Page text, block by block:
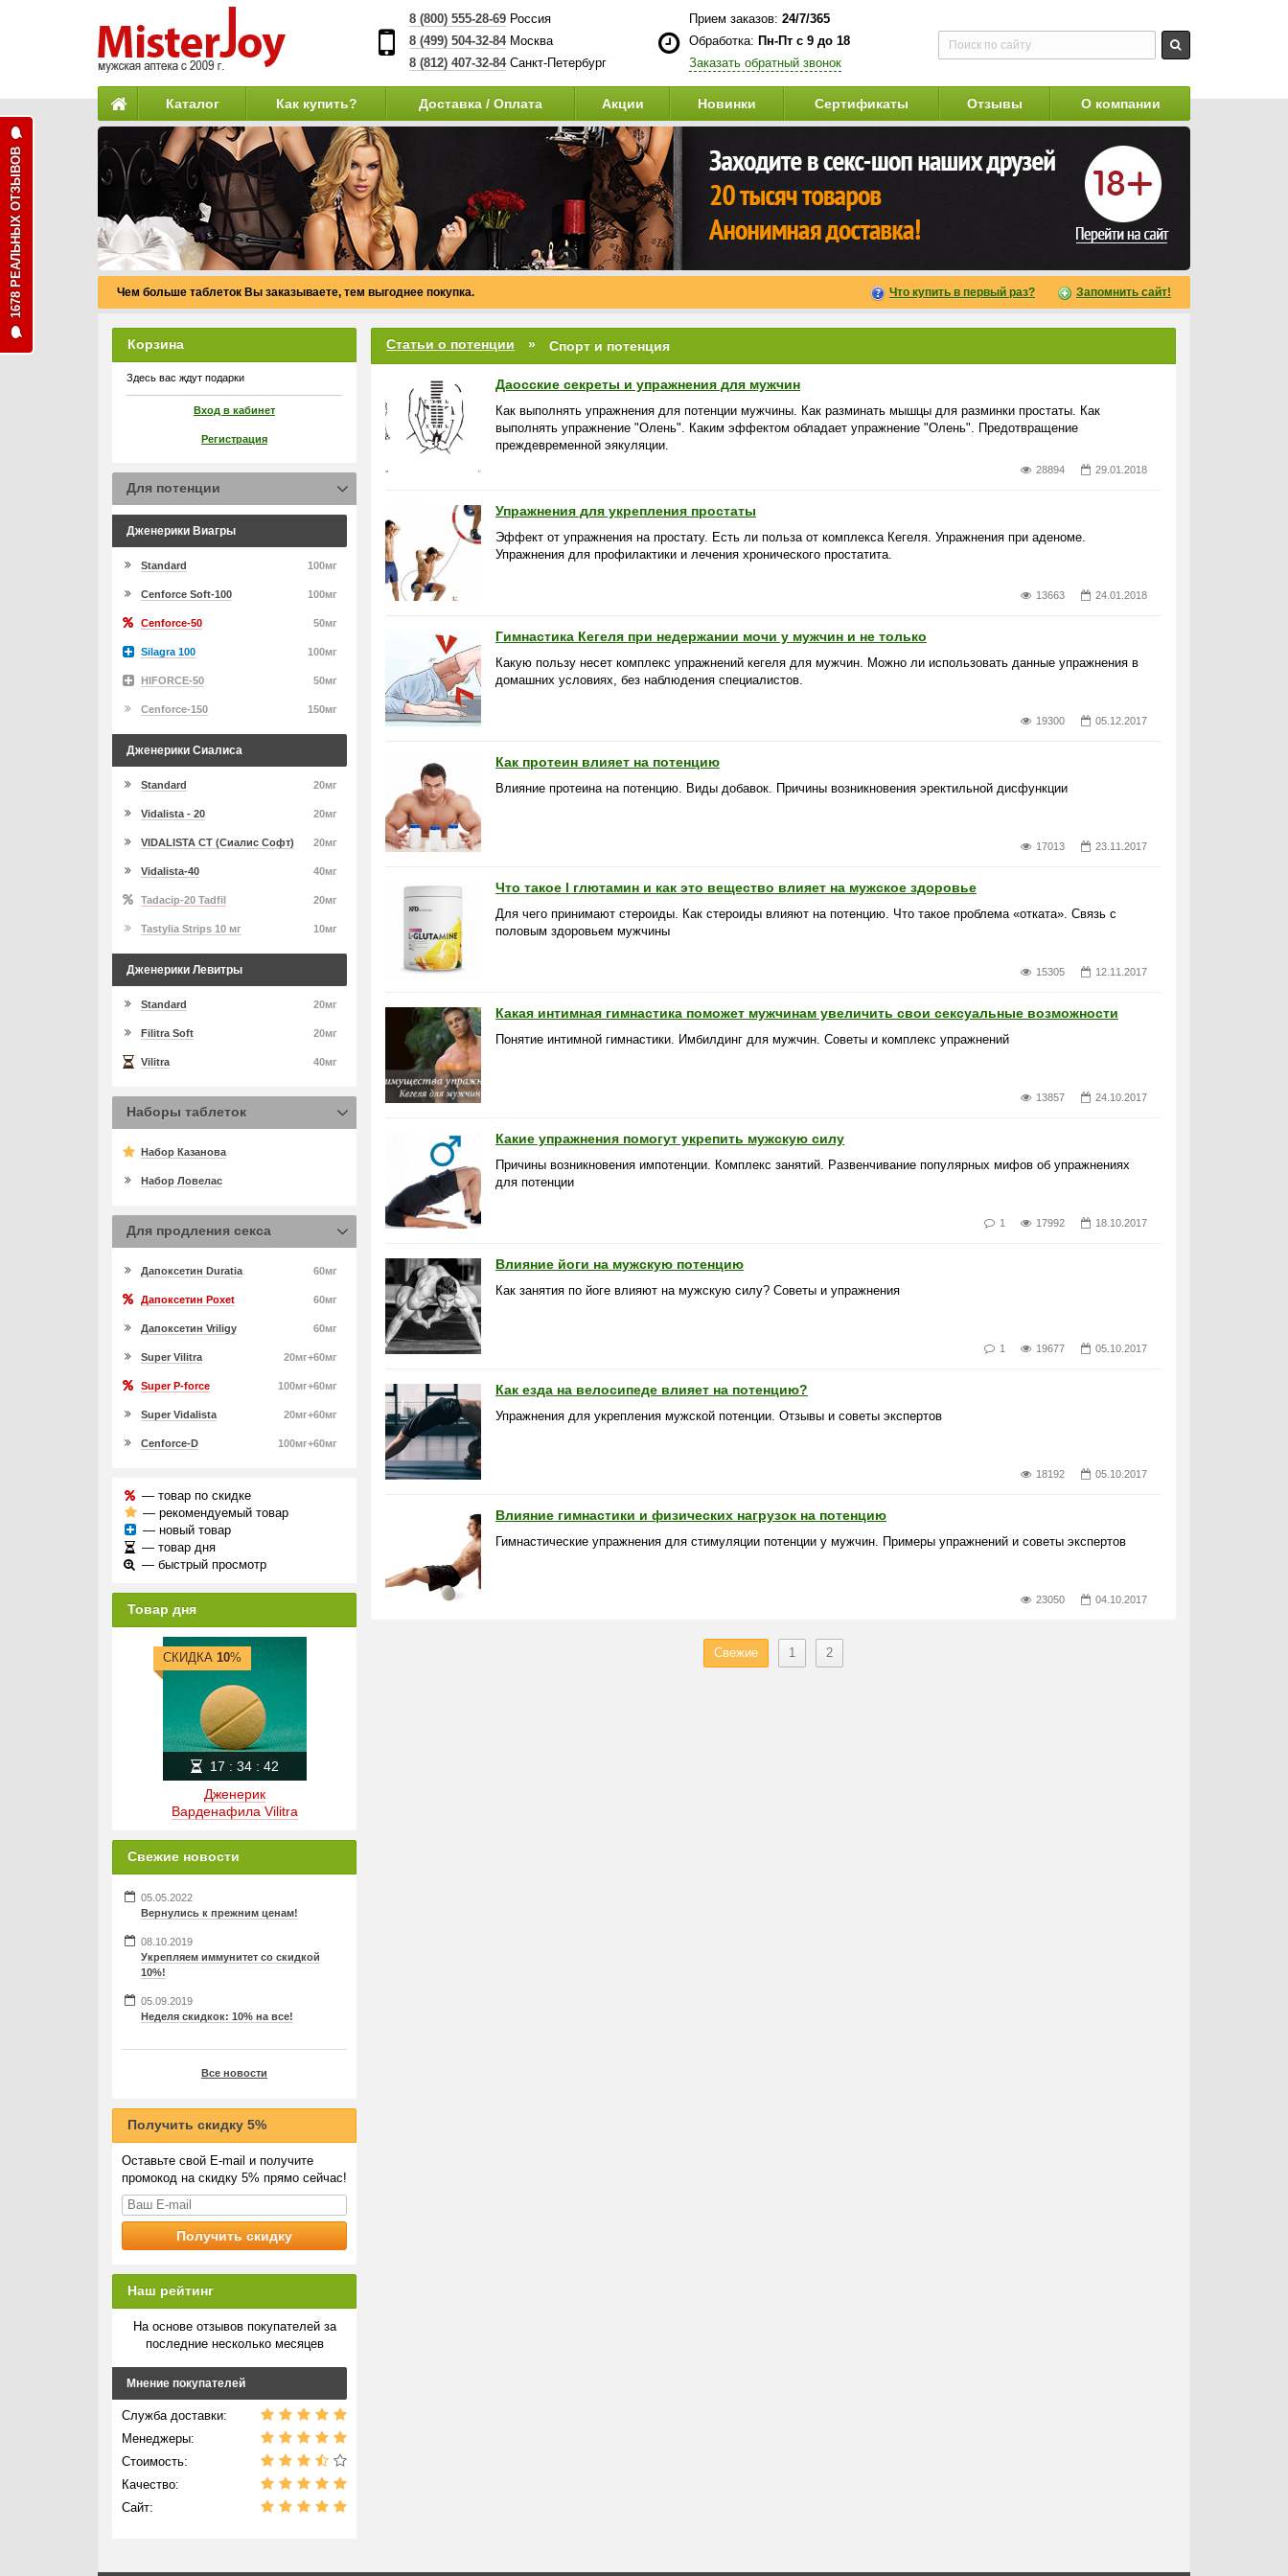
8 (800) 555-28-69Россия
8 (499) 504-32-84Москва
8 (812) 407-32-84 Санкт-Петербург
Прием заказов: 24/7/365
Обработка: Пн-Пт с 9 до 18
Заказать обратный звонок
Каталог Как купить? Доставка / Оплата Акции Новинки Сертификаты Отзывы О компании
Чем больше таблеток Вы заказываете, тем выгоднее покупка. Что купить в первый раз? Запомнить сайт!
Статьи о потенции Спорт и потенция
Даосские секреты и упражнения для мужчин
Как выполнять упражнения для потенции мужчины. Как разминать мышцы для разминки простаты. Как
выполнять упражнение "Олень". Каким эффектом обладает упражнение "Олень". Предотвращение
преждевременной эякуляции.
28894 29.01.2018
Упражнения для укрепления простаты
Эффект от упражнения на простату. Есть ли польза от комплекса Кегеля. Упражнения при аденоме.
Упражнения для профилактики и лечения хронического простатита.
13663 24.01.2018
Гимнастика Кегеля при недержании мочи у мужчин и не только
Какую пользу несет комплекс упражнений кегеля для мужчин. Можно ли использовать данные упражнения в
домашних условиях, без наблюдения специалистов.
19300 05.12.2017
Как протеин влияет на потенцию
Влияние протеина на потенцию. Виды добавок. Причины возникновения эректильной дисфункции
17013 23.11.2017
Что такое l глютамин и как это вещество влияет на мужское здоровье
Для чего принимают стероиды. Как стероиды влияют на потенцию. Что такое проблема «отката». Связь с
половым здоровьем мужчины
15305 12.11.2017
Какая интимная гимнастика поможет мужчинам увеличить свои сексуальные возможности
Понятие интимной гимнастики. Имбилдинг для мужчин. Советы и комплекс упражнений
13857 24.10.2017
Какие упражнения помогут укрепить мужскую силу
Причины возникновения импотенции. Комплекс занятий. Развенчивание популярных мифов об упражнениях
для потенции
1 17992 18.10.2017
Влияние йоги на мужскую потенцию
Как занятия по йоге влияют на мужскую силу? Советы и упражнения
1 19677 05.10.2017
Как езда на велосипеде влияет на потенцию?
Упражнения для укрепления мужской потенции. Отзывы и советы экспертов
18192 05.10.2017
Влияние гимнастики и физических нагрузок на потенцию
Гимнастические упражнения для стимуляции потенции у мужчин. Примеры упражнений и советы экспертов
23050 04.10.2017
Свежие 1 2
Корзина
Здесь вас ждут подарки
Вход в кабинет
Регистрация
Для потенции
Дженерики Виагры
100мг
Standard
100мг
Cenforce Soft-100
50мг
Cenforce-50
100мг
Silagra 100
50мг
HIFORCE-50
150мг
Cenforce-150
Дженерики Сиалиса
20мг
Standard
20мг
Vidalista - 20
20мг
VIDALISTA CT (Сиалис Софт)
40мг
Vidalista-40
20мг
Tadacip-20 Tadfil
10мг
Tastylia Strips 10 мг
Дженерики Левитры
20мг
Standard
20мг
Filitra Soft
40мг
Vilitra
Наборы таблеток
Набор Казанова
Набор Ловелас
Для продления секса
60мг
Дапоксетин Duratia
60мг
Дапоксетин Poxet
60мг
Дапоксетин Vriligy
20мг+60мг
Super Vilitra
100мг+60мг
Super P-force
20мг+60мг
Super Vidalista
100мг+60мг
Cenforce-D
— товар по скидке
— рекомендуемый товар
— новый товар
— товар дня
— быстрый просмотр
Товар дня
Дженерик
Варденафила Vilitra
СКИДКА 10%
17 : 34: 42
Свежие новости
05.05.2022
Вернулись к прежним ценам!
08.10.2019
Укрепляем иммунитет со скидкой
10%!
05.09.2019
Неделя скидкок: 10% на все!
Все новости
Получить скидку 5%
Оставьте свой E-mail и получите
промокод на скидку 5% прямо сейчас!
Наш рейтинг
На основе отзывов покупателей за
последние несколько месяцев
Мнение покупателей
Служба доставки:
Менеджеры:
Стоимость:
Качество:
Сайт:
1678 РЕАЛЬНЫХ ОТЗЫВОВ